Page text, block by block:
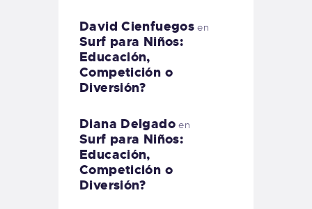
David Cienfuegos en
Surf para Niños:
Educación,
Competición o
Diversión?
Diana Delgadoen
Surf para Niños:
Educación,
Competición o
Diversión?